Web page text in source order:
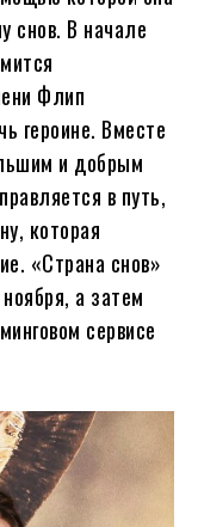
снов. В начале
Флип
героине. Вместе
и добрым
в путь,
которая
«Страна снов»
а затем
сервисе